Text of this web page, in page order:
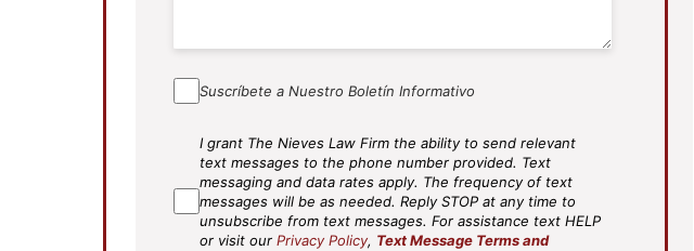
Suscríbete a Nuestro Boletín Informativo
SMS
Agree(Required)
I grant The Nieves Law Firm the ability to send relevant
text messages to the phone number provided. Text
messaging and data rates apply. The frequency of text
messages will be as needed. Reply STOP at any time to
unsubscribe from text messages. For assistance text HELP
or visit our Privacy Policy, Text Message Terms and